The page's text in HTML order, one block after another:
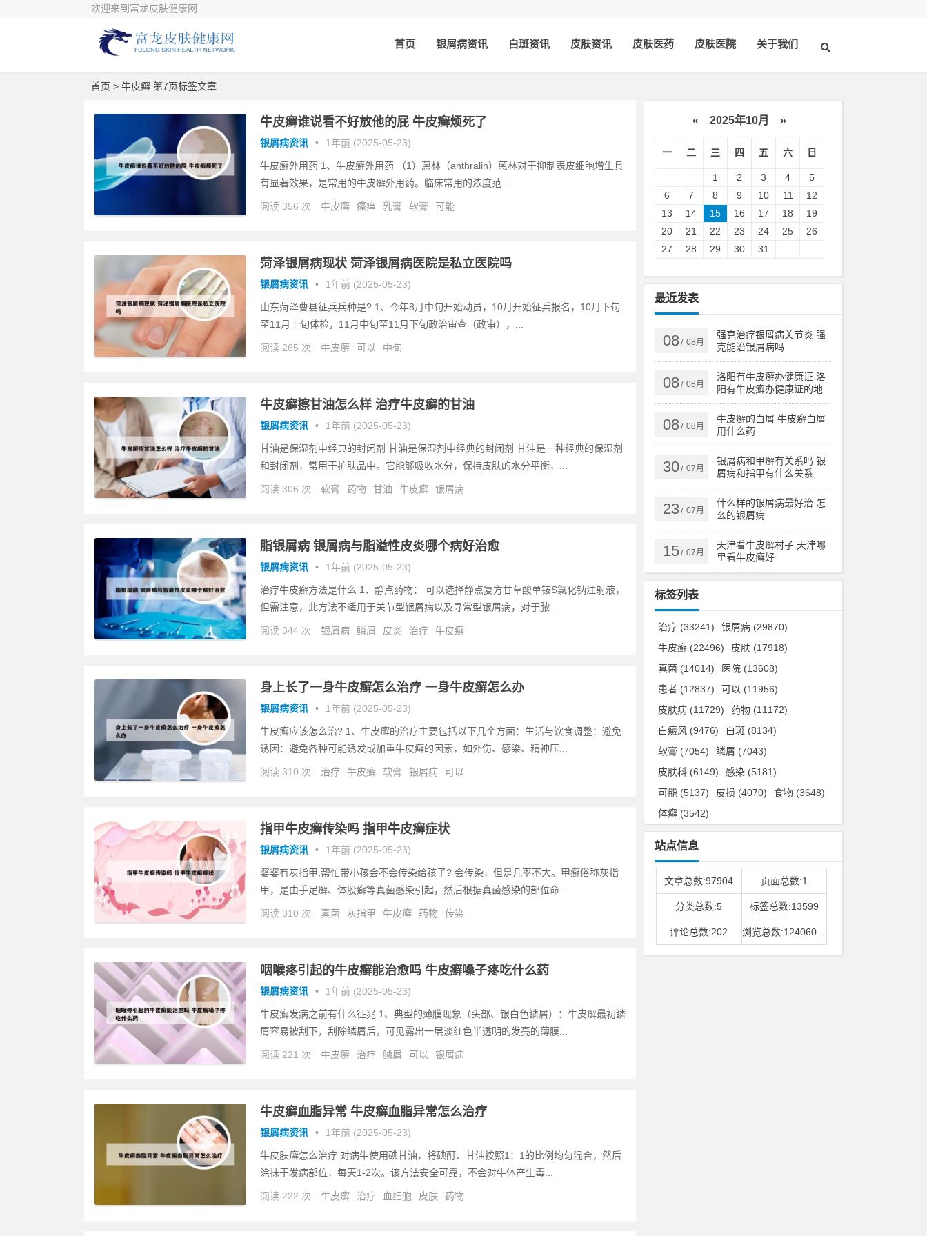
欢迎来到富龙皮肤健康网
首页 银屑病资讯 白斑资讯 皮肤资讯 皮肤医药 皮肤医院 关于我们
首页 > 牛皮癣 第7页标签文章
牛皮癣谁说看不好放他的屁 牛皮癣烦死了
银屑病资讯 • 1年前 (2025-05-23)
牛皮癣外用药 1、牛皮癣外用药 （1）蒽林（anthralin）蒽林对于抑制表皮细胞增生具
有显著效果，是常用的牛皮癣外用药。临床常用的浓度范...
阅读 356 次 牛皮癣 瘙痒 乳膏 软膏 可能
菏泽银屑病现状 菏泽银屑病医院是私立医院吗
银屑病资讯 • 1年前 (2025-05-23)
山东菏泽曹县征兵兵种是? 1、今年8月中旬开始动员，10月开始征兵报名，10月下旬
至11月上旬体检，11月中旬至11月下旬政治审查（政审），...
阅读 265 次 牛皮癣 可以 中旬
牛皮癣擦甘油怎么样 治疗牛皮癣的甘油
银屑病资讯 • 1年前 (2025-05-23)
甘油是保湿剂中经典的封闭剂 甘油是保湿剂中经典的封闭剂 甘油是一种经典的保湿剂
和封闭剂，常用于护肤品中。它能够吸收水分，保持皮肤的水分平衡，...
阅读 306 次 软膏 药物 甘油 牛皮癣 银屑病
脂银屑病 银屑病与脂溢性皮炎哪个病好治愈
银屑病资讯 • 1年前 (2025-05-23)
治疗牛皮癣方法是什么 1、静点药物： 可以选择静点复方甘草酸单铵S氯化钠注射液，
但需注意，此方法不适用于关节型银屑病以及寻常型银屑病，对于脓...
阅读 344 次 银屑病 鳞屑 皮炎 治疗 牛皮癣
身上长了一身牛皮癣怎么治疗 一身牛皮癣怎么办
银屑病资讯 • 1年前 (2025-05-23)
牛皮癣应该怎么治? 1、牛皮癣的治疗主要包括以下几个方面：生活与饮食调整：避免
诱因：避免各种可能诱发或加重牛皮癣的因素，如外伤、感染、精神压...
阅读 310 次 治疗 牛皮癣 软膏 银屑病 可以
指甲牛皮癣传染吗 指甲牛皮癣症状
银屑病资讯 • 1年前 (2025-05-23)
婆婆有灰指甲,帮忙带小孩会不会传染给孩子? 会传染，但是几率不大。甲癣俗称灰指
甲，是由手足癣、体股癣等真菌感染引起，然后根据真菌感染的部位命...
阅读 310 次 真菌 灰指甲 牛皮癣 药物 传染
咽喉疼引起的牛皮癣能治愈吗 牛皮癣嗓子疼吃什么药
银屑病资讯 • 1年前 (2025-05-23)
牛皮癣发病之前有什么征兆 1、典型的薄膜现象（头部、银白色鳞屑）：牛皮癣最初鳞
屑容易被刮下，刮除鳞屑后，可见露出一层淡红色半透明的发亮的薄膜...
阅读 221 次 牛皮癣 治疗 鳞屑 可以 银屑病
牛皮癣血脂异常 牛皮癣血脂异常怎么治疗
银屑病资讯 • 1年前 (2025-05-23)
牛皮肤癣怎么治疗 对病牛使用碘甘油，将碘酊、甘油按照1：1的比例均匀混合，然后
涂抹于发病部位，每天1-2次。该方法安全可靠，不会对牛体产生毒...
阅读 222 次 牛皮癣 治疗 血细胞 皮肤 药物
« 2025年10月 »
一 二 三 四 五 六 日
1 2 3 4
5
6
7 8 9 10 11
12
13
14 15 16 17 18
19
20
21 22 23 24 25
26
27
28 29 30 31
最近发表
08/ 08月
强克治疗银屑病关节炎 强
克能治银屑病吗
08/ 08月
洛阳有牛皮癣办健康证 洛
阳有牛皮癣办健康证的地
方吗
08/ 08月
牛皮癣的白屑 牛皮癣白屑
用什么药
30/ 07月
银屑病和甲癣有关系吗 银
屑病和指甲有什么关系
23/ 07月
什么样的银屑病最好治 怎
么的银屑病
15/ 07月
天津看牛皮癣村子 天津哪
里看牛皮癣好
标签列表
治疗 (33241) 银屑病 (29870)
牛皮癣 (22496) 皮肤 (17918)
真菌 (14014) 医院 (13608)
患者 (12837) 可以 (11956)
皮肤病 (11729) 药物 (11172)
白癜风 (9476) 白斑 (8134)
软膏 (7054) 鳞屑 (7043)
皮肤科 (6149) 感染 (5181)
可能 (5137) 皮损 (4070) 食物 (3648)
体癣 (3542)
站点信息
文章总数:97904 页面总数:1
分类总数:5 标签总数:13599
评论总数:202 浏览总数:12406006